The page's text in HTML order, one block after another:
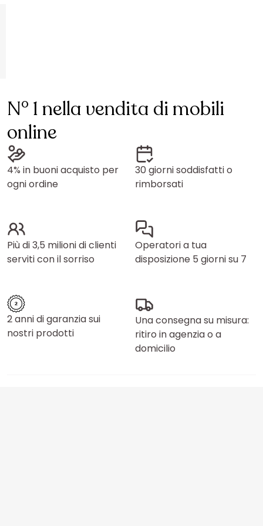
N° 1 nella vendita di mobili
online
4% in buoni acquisto per
ogni ordine
30 giorni soddisfatti o
rimborsati
Più di 3,5 milioni di clienti
serviti con il sorriso
Operatori a tua
disposizione 5 giorni su 7
2 anni di garanzia sui
nostri prodotti
Una consegna su misura:
ritiro in agenzia o a
domicilio